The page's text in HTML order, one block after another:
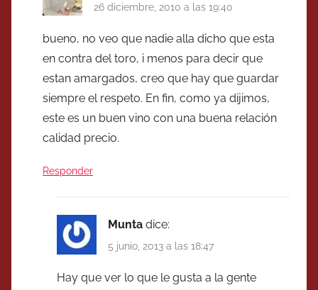
26 diciembre, 2010 a las 19:40
bueno, no veo que nadie alla dicho que esta
en contra del toro, i menos para decir que
estan amargados, creo que hay que guardar
siempre el respeto. En fin, como ya dijimos,
este es un buen vino con una buena relación
calidad precio.
Responder
Munta dice:
5 junio, 2013 a las 18:47
Hay que ver lo que le gusta a la gente